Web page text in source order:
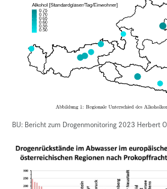
BU: Bericht zum Drogenmonitoring 2023 Herbert